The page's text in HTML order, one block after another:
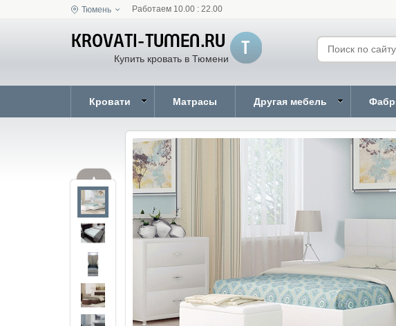
Тюмень Работаем 10.00 : 22.00
Купить кровать в Тюмени
Кровати Матрасы Другая мебель
▲